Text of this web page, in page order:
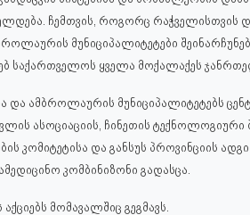
ჩემთვის, როგორც რაჭველისთვის
მუნიციპალიტეტები
საქართველოს ყველა მოქალაქეს
და ამბროლაურის მუნიციპალიტეტებს
ასოციაციის, ჩინეთის ტექნოლოგიური
კომიტეტისა და განსუს პროვინციის
კომბინიზონი გადასცა.
მომავალშიც გეგმავს.